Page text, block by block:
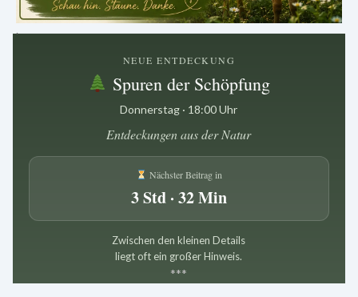
.
NEUE ENTDECKUNG
Spuren der Schöpfung
Donnerstag · 18:00 Uhr
Entdeckungen aus der Natur
Nächster Beitrag in
3 Std · 32 Min
Zwischen den kleinen Details
liegt oft ein großer Hinweis.
***